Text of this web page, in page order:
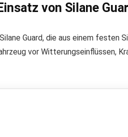
von Silane
Guard, die aus einem festen
vor Witterungseinflüssen,